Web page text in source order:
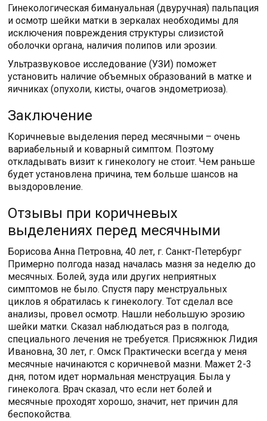
Гинекологическая бимануальная (двуручная) пальпация
и осмотр шейки матки в зеркалах необходимы для
исключения повреждения структуры слизистой
оболочки органа, наличия полипов или эрозии.
Ультразвуковое исследование (УЗИ) поможет
установить наличие объемных образований в матке и
яичниках (опухоли, кисты, очагов эндометриоза).
Заключение
Коричневые выделения перед месячными – очень
вариабельный и коварный симптом. Поэтому
откладывать визит к гинекологу не стоит. Чем раньше
будет установлена причина, тем больше шансов на
выздоровление.
Отзывы при коричневых
выделениях перед месячными
Борисова Анна Петровна, 40 лет, г. Санкт-Петербург
Примерно полгода назад началась мазня за неделю до
месячных. Болей, зуда или других неприятных
симптомов не было. Спустя пару менструальных
циклов я обратилась к гинекологу. Тот сделал все
анализы, провел осмотр. Нашли небольшую эрозию
шейки матки. Сказал наблюдаться раз в полгода,
специального лечения не требуется. Присяжнюк Лидия
Ивановна, 30 лет, г. Омск Практически всегда у меня
месячные начинаются с коричневой мазни. Мажет 2-3
дня, потом идет нормальная менструация. Была у
гинеколога. Врач сказал, что если нет болей и
месячные проходят хорошо, значит, нет причин для
беспокойства.